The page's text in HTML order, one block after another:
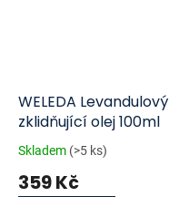
WELEDA Levandulový
zklidňující olej 100ml
Skladem (>5 ks)
359 Kč